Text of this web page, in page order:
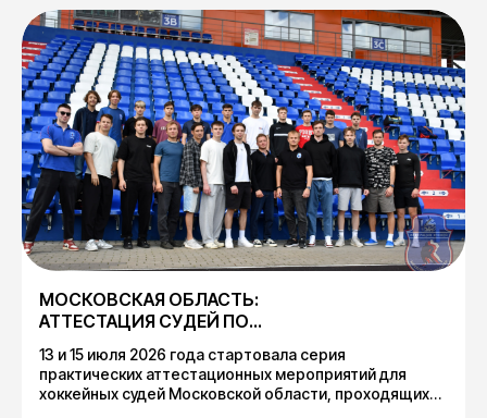
МОСКОВСКАЯ ОБЛАСТЬ:
АТТЕСТАЦИЯ СУДЕЙ ПО
ХОККЕЮ
13 и 15 июля 2026 года стартовала серия
практических аттестационных мероприятий для
хоккейных судей Московской области, проходящих